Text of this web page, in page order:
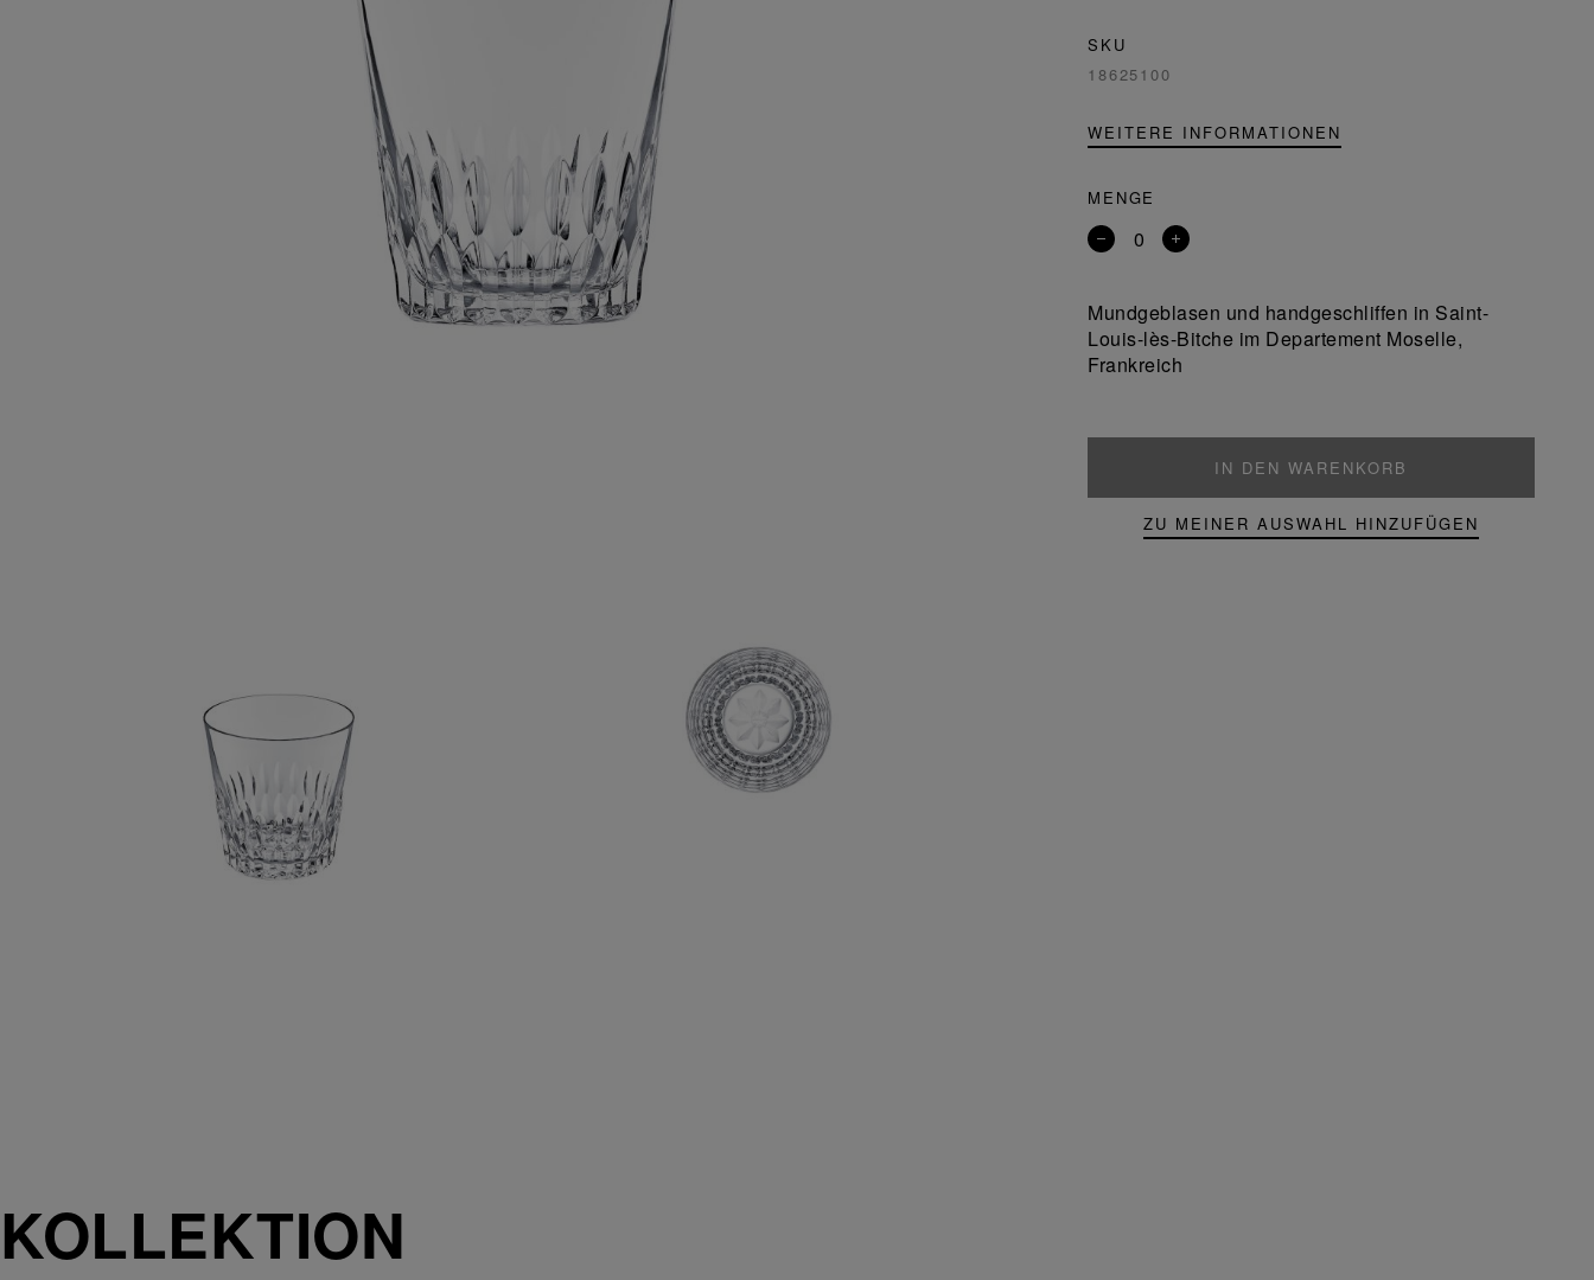
SKU
18625100
WEITERE INFORMATIONEN
MENGE
Entfernen
Produkt
Ein
Mundgeblasen und handgeschliffen in Saint-
Louis-lès-Bitche im Departement Moselle,
Frankreich
IN DEN WARENKORB
ZU MEINER AUSWAHL HINZUFÜGEN
KOLLEKTION